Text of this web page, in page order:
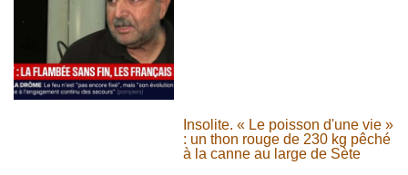
Insolite. « Le poisson d'une vie »
: un thon rouge de 230 kg pêché
à la canne au large de Sète